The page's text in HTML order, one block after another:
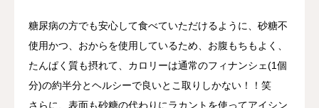
糖尿病の方でも安心して食べていただけるように、砂糖不
使用かつ、おからを使用しているため、お腹もちもよく、
たんぱく質も摂れて、カロリーは通常のフィナンシェ(1個
分)の約半分とヘルシーで良いとこ取りしかない！！笑
さらに、表面も砂糖の代わりにラカントを使ってアイシン